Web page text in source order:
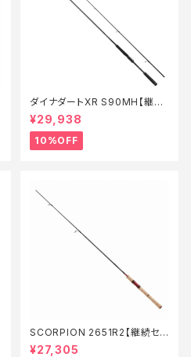
ダイナダートXR S90MH【継続
セール_ロッド】【10】
¥29,938
10%OFF
SCORPION 2651R2【継続セ
ール_ロッド】【10】
¥27,305